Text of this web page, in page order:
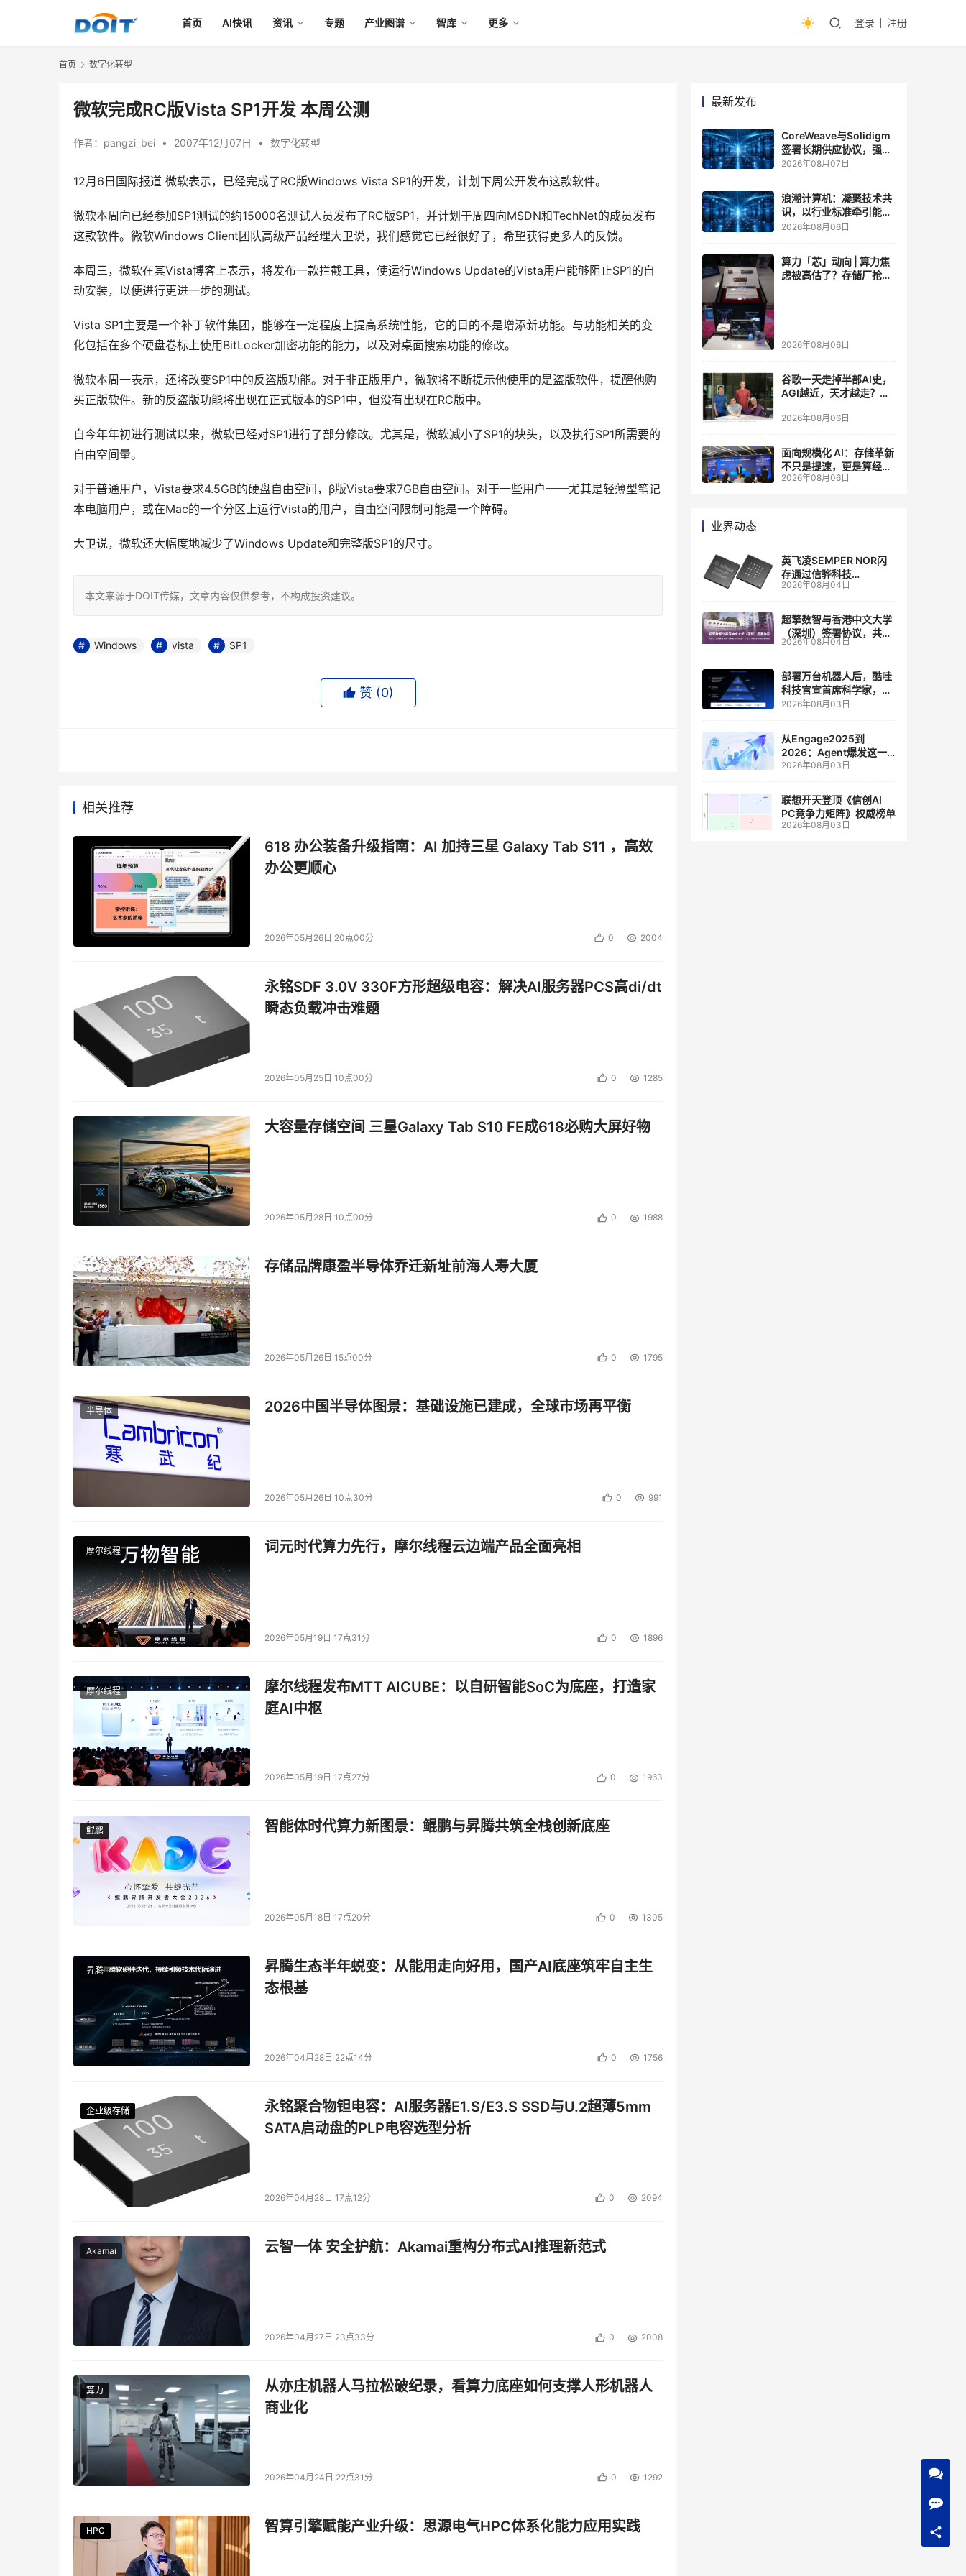
首页 AI快讯 资讯 专题 产业图谱 智库 更多 登录 注册
首页 数字化转型
微软完成RC版Vista SP1开发 本周公测
作者： pangzi_bei • 2007年12月07日 • 数字化转型
12月6日国际报道 微软表示，已经完成了RC版Windows Vista SP1的开发，计划下周公开发布这款软件。
微软本周向已经参加SP1测试的约15000名测试人员发布了RC版SP1，并计划于周四向MSDN和TechNet的成员发布
这款软件。微软Windows Client团队高级产品经理大卫说，我们感觉它已经很好了，希望获得更多人的反馈。
本周三，微软在其Vista博客上表示，将发布一款拦截工具，使运行Windows Update的Vista用户能够阻止SP1的自
动安装，以便进行更进一步的测试。
Vista SP1主要是一个补丁软件集团，能够在一定程度上提高系统性能，它的目的不是增添新功能。与功能相关的变
化包括在多个硬盘卷标上使用BitLocker加密功能的能力，以及对桌面搜索功能的修改。
微软本周一表示，还将改变SP1中的反盗版功能。对于非正版用户，微软将不断提示他使用的是盗版软件，提醒他购
买正版软件。新的反盗版功能将出现在正式版本的SP1中，但没有出现在RC版中。
自今年年初进行测试以来，微软已经对SP1进行了部分修改。尤其是，微软减小了SP1的块头，以及执行SP1所需要的
自由空间量。
对于普通用户，Vista要求4.5GB的硬盘自由空间，β版Vista要求7GB自由空间。对于一些用户━━尤其是轻薄型笔记
本电脑用户，或在Mac的一个分区上运行Vista的用户，自由空间限制可能是一个障碍。
大卫说，微软还大幅度地减少了Windows Update和完整版SP1的尺寸。
本文来源于DOIT传媒，文章内容仅供参考，不构成投资建议。
Windows vista SP1
赞 (0)
相关推荐
618 办公装备升级指南：AI 加持三星 Galaxy Tab S11 ，高效
办公更顺心
2026年05月26日 20点00分 0 2004
永铭SDF 3.0V 330F方形超级电容：解决AI服务器PCS高di/dt
瞬态负载冲击难题
2026年05月25日 10点00分 0 1285
大容量存储空间 三星Galaxy Tab S10 FE成618必购大屏好物
2026年05月28日 10点00分 0 1988
存储品牌康盈半导体乔迁新址前海人寿大厦
2026年05月26日 15点00分 0 1795
半导体 2026中国半导体图景：基础设施已建成，全球市场再平衡
2026年05月26日 10点30分 0 991
摩尔线程 词元时代算力先行，摩尔线程云边端产品全面亮相
2026年05月19日 17点31分 0 1896
摩尔线程
摩尔线程发布MTT AICUBE：以自研智能SoC为底座，打造家
庭AI中枢
2026年05月19日 17点27分 0 1963
鲲鹏
鲲鹏 智能体时代算力新图景：鲲鹏与昇腾共筑全栈创新底座
2026年05月18日 17点20分 0 1305
昇腾
昇腾生态半年蜕变：从能用走向好用，国产AI底座筑牢自主生
态根基
2026年04月28日 22点14分 0 1756
企业级存储
企业级存储
企业级存储
企业级存储
永铭聚合物钽电容：AI服务器E1.S/E3.S SSD与U.2超薄5mm
SATA启动盘的PLP电容选型分析
2026年04月28日 17点12分 0 2094
Akamai 云智一体 安全护航：Akamai重构分布式AI推理新范式
2026年04月27日 23点33分 0 2008
算力
算力
从亦庄机器人马拉松破纪录，看算力底座如何支撑人形机器人
商业化
2026年04月24日 22点31分 0 1292
HPC
HPC
HPC
HPC
HPC
HPC 智算引擎赋能产业升级：思源电气HPC体系化能力应用实践
最新发布
CoreWeave与Solidigm
签署长期供应协议，强化
一体化人工智能云平台
2026年08月07日
浪潮计算机：凝聚技术共
识，以行业标准牵引能力
跃升
2026年08月06日
算力「芯」动向 | 算力焦
虑被高估了？存储厂抢了
2026年08月06日
谷歌一天走掉半部AI史，
AGI越近，天才越走？大
自己的研发节奏
2026年08月06日
面向规模化 AI：存储革新
不只是提速，更是算经济
账
2026年08月06日
业界动态
英飞凌SEMPER NOR闪
存通过信骅科技
AST2700 BMC认证，全
管理
2026年08月04日
超擎数智与香港中文大学
（深圳）签署协议，共建
人工智能和边缘计算联合
2026年08月04日
部署万台机器人后，酷哇
科技官宣首席科学家，要
让世界模型交付生产力
2026年08月03日
从Engage2025到
2026：Agent爆发这一
年，AI CRM 走到哪了
2026年08月03日
联想开天登顶《信创AI
PC竞争力矩阵》权威榜单
2026年08月03日